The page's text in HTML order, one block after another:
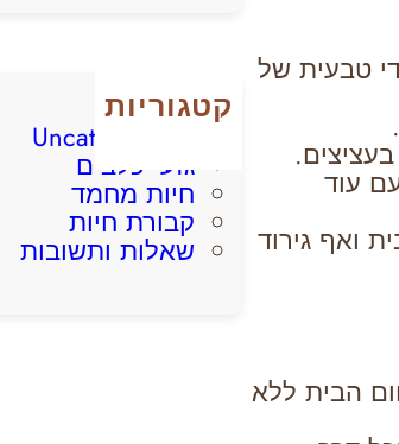
טבעית של
עוד
ואף גירוד
הבית ללא
קטגוריות
Uncategorized
גזעי כלבים
חיות מחמד
קבורת חיות
שאלות ותשובות